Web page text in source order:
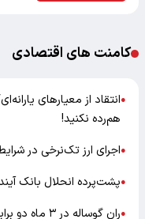
کامنت های اقتصادی
●انتقاد از معیارهای
هم‌رده نکنید!
●اجرای ارز تک‌نرخی در
●پشت‌پرده انحلال بانک
●ران گوساله در ۳ ماه دو برابر شد؛ کسی حواسش هست؟